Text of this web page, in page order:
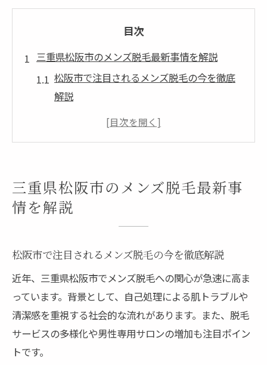
目次
三重県松阪市のメンズ脱毛最新事情を解説
松阪市で注目されるメンズ脱毛の今を徹底
解説
三重県松阪市で脱毛を選ぶ男性の増加背景
松阪市で人気の脱毛サロンや医療脱毛のポ
イント
松阪市メンズ脱毛と他地域の違いを徹底比
医療脱毛を選ぶ男性に松阪市で注目の理由
松阪市で医療脱毛を選ぶべき理由とメリッ
ト
医療脱毛とサロン脱毛の違いを松阪市で検
証
三重県松阪市のメンズ脱毛最新事
情を解説
松阪市で注目されるメンズ脱毛の今を徹底解説
近年、三重県松阪市でメンズ脱毛への関心が急速に高ま
っています。背景として、自己処理による肌トラブルや
清潔感を重視する社会的な流れがあります。また、脱毛
サービスの多様化や男性専用サロンの増加も注目ポイン
トです。